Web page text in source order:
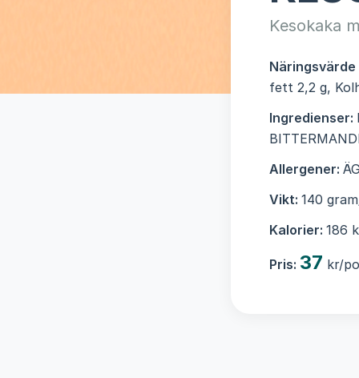
Kesokaka
fett 2,2 g,
Ingredienser:
Allergener:
Vikt: 140
Kalorier: 186
Pris: 37 kr/